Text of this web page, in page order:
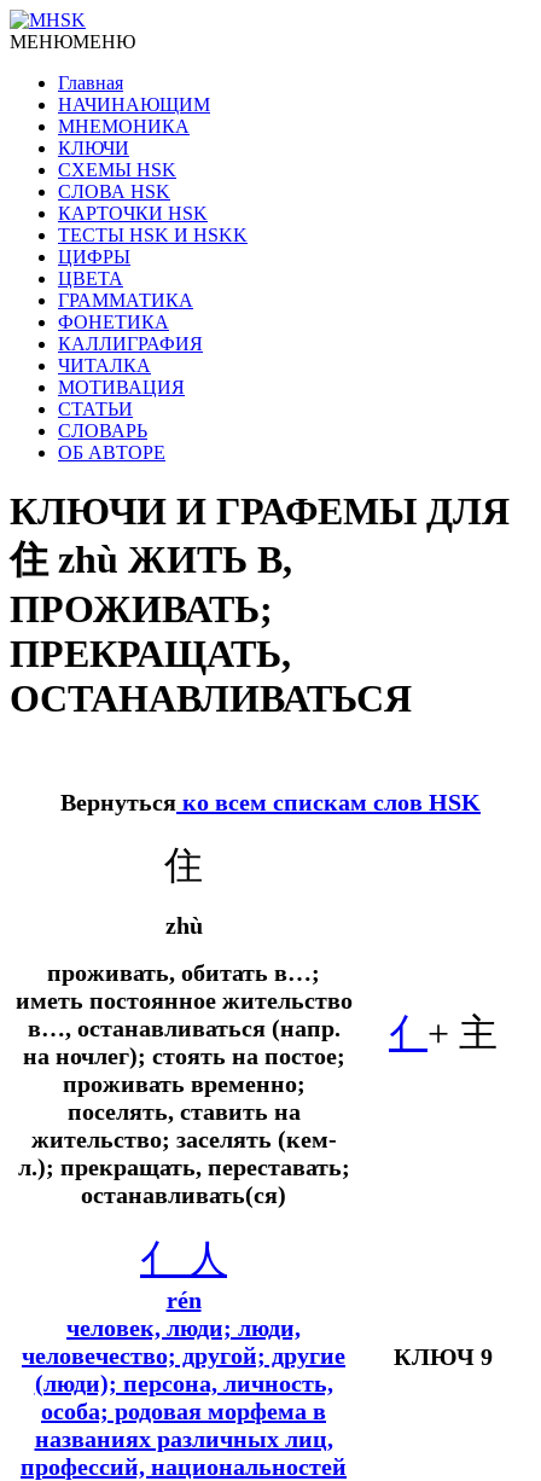
МЕНЮМЕНЮ
Главная
НАЧИНАЮЩИМ
МНЕМОНИКА
КЛЮЧИ
СХЕМЫ HSK
СЛОВА HSK
КАРТОЧКИ HSK
ТЕСТЫ HSK И HSKK
ЦИФРЫ
ЦВЕТА
ГРАММАТИКА
ФОНЕТИКА
КАЛЛИГРАФИЯ
ЧИТАЛКА
МОТИВАЦИЯ
СТАТЬИ
СЛОВАРЬ
ОБ АВТОРЕ
КЛЮЧИ И ГРАФЕМЫ ДЛЯ
住 zhù ЖИТЬ В,
ПРОЖИВАТЬ;
ПРЕКРАЩАТЬ,
ОСТАНАВЛИВАТЬСЯ
Вернуться ко всем спискам слов HSK
住
zhù
проживать, обитать в…;
иметь постоянное жительство
в…, останавливаться (напр.
на ночлег); стоять на постое;
проживать временно;
поселять, ставить на
жительство; заселять (кем-
л.); прекращать, переставать;
останавливать(ся)
亻 + 主
亻 人
rén
человек, люди; люди,
человечество; другой; другие
(люди); персона, личность,
особа; родовая морфема в
названиях различных лиц,
профессий, национальностей
КЛЮЧ 9